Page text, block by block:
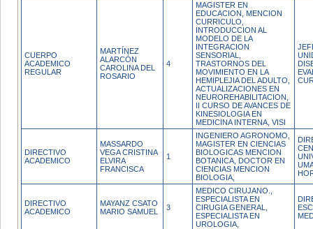
CUERPO
ACADEMICO
REGULAR
MARTÍNEZ
ALARCÓN
CAROLINA DEL
ROSARIO
4
MAGISTER EN
EDUCACION, MENCION
CURRICULO,
INTRODUCCION AL
MODELO DE LA
INTEGRACION
SENSORIAL,
TRASTORNOS DEL
MOVIMIENTO EN LA
HEMIPLEJIA DEL ADULTO,
ACTUALIZACIONES EN
NEUROREHABILITACION,
II CURSO DE AVANCES DE
KINESIOLOGIA EN
MEDICINA INTERNA, VISI
DIRECTIVO
ACADEMICO
MASSARDO
VEGA CRISTINA
ELVIRA
FRANCISCA
1
INGENIERO AGRONOMO,
MAGISTER EN CIENCIAS
BIOLOGICAS MENCION
BOTANICA, DOCTOR EN
CIENCIAS MENCION
BIOLOGIA,
DIRECTIVO
ACADEMICO
MAYANZ CSATO
MARIO SAMUEL
3
MEDICO CIRUJANO.,
ESPECIALISTA EN
CIRUGIA GENERAL,
ESPECIALISTA EN
UROLOGIA,